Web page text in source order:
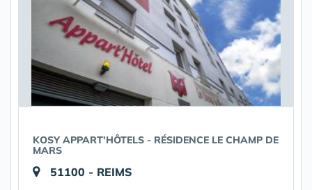
KOSY APPART'HÔTELS - RÉSIDENCE LE CHAMP DE
MARS
51100 - REIMS